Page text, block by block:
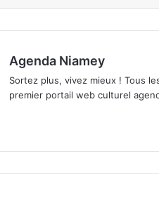
Agenda Niamey
Sortez plus, vivez mieux ! Tous
premier portail web culturel